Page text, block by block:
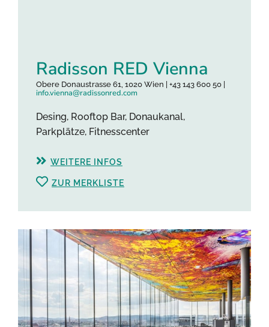
Radisson RED Vienna
Obere Donaustrasse 61, 1020 Wien | +43 143 600 50 |
info.vienna@radissonred.com
Desing, Rooftop Bar, Donaukanal,
Parkplätze, Fitnesscenter
WEITERE INFOS
ZUR MERKLISTE